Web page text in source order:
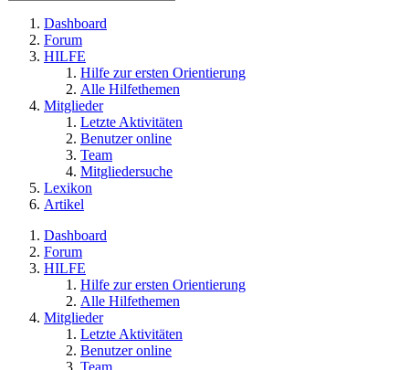
Dashboard
Forum
HILFE
Hilfe zur ersten Orientierung
Alle Hilfethemen
Mitglieder
Letzte Aktivitäten
Benutzer online
Team
Mitgliedersuche
Lexikon
Artikel
Dashboard
Forum
HILFE
Hilfe zur ersten Orientierung
Alle Hilfethemen
Mitglieder
Letzte Aktivitäten
Benutzer online
Team